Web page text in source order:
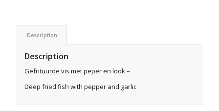
Description
Description
Gefrituurde vis met peper en look –
Deep fried fish with pepper and garlic